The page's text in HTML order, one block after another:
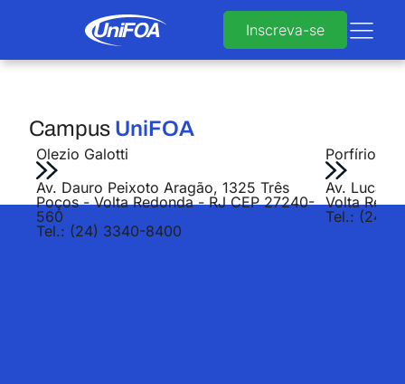
Inscreva-se
Campus UniFOA
Olezio Galotti
Av. Dauro Peixoto Aragão, 1325 Três
Poços - Volta Redonda - RJ CEP 27240-
560
Tel.: (24) 3340-8400
Porfírio
Av. Lucas
Volta
Tel.: (24)